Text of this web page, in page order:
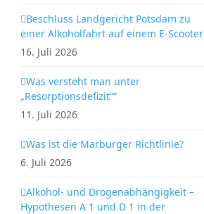
Beschluss Landgericht Potsdam zu
einer Alkoholfahrt auf einem E-Scooter
16. Juli 2026
Was versteht man unter
„Resorptionsdefizit““
11. Juli 2026
Was ist die Marburger Richtlinie?
6. Juli 2026
Alkohol- und Drogenabhängigkeit –
Hypothesen A 1 und D 1 in der